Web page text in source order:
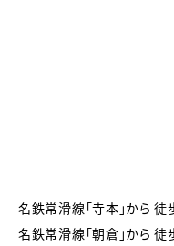
名鉄常滑線「寺本」から 徒
名鉄常滑線「朝倉」から